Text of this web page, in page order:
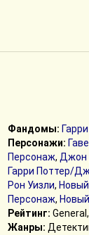
Фандомы:
Персонажи:
Персонаж, Джон
Гарри Поттер/
Рон Уизли,
Персонаж,
Рейтинг:
Жанры: